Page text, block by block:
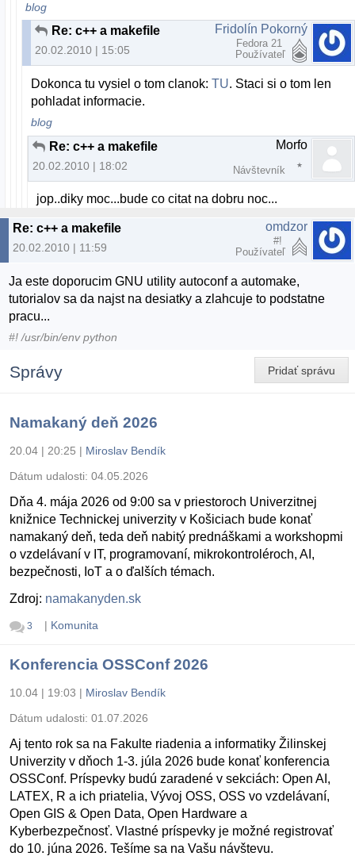
blog
Re: c++ a makefile
20.02.2010 | 15:05
Fridolín Pokorný
Fedora 21
Používateľ
Dokonca tu vysiel o tom clanok:TU. Staci si o tom len
pohladat informacie.
blog
Re: c++ a makefile
20.02.2010 | 18:02
Morfo
Návštevník
jop..diky moc...bude co citat na dobru noc...
Re: c++ a makefile
20.02.2010 | 11:59
omdzor
#!
Používateľ
Ja este doporucim GNU utility autoconf a automake,
tutorialov sa da najst na desiatky a zlahcuje to podstatne
pracu...
#! /usr/bin/env python
Pridať správu
Správy
Namakaný deň 2026
20.04 | 20:25 | Miroslav Bendík
Dátum udalosti: 04.05.2026
Dňa 4. mája 2026 od 9:00 sa v priestoroch Univerzitnej
knižnice Technickej univerzity v Košiciach bude konať
namakaný deň, teda deň nabitý prednáškami a workshopmi
o vzdelávaní v IT, programovaní, mikrokontroléroch, AI,
bezpečnosti, IoT a o ďalších témach.
Zdroj: namakanyden.sk
3 | Komunita
Konferencia OSSConf 2026
10.04 | 19:03 | Miroslav Bendík
Dátum udalosti: 01.07.2026
Aj tento rok sa na Fakulte riadenia a informatiky Žilinskej
Univerzity v dňoch 1-3. júla 2026 bude konať konferencia
OSSConf. Príspevky budú zaradené v sekciách: Open AI,
LATEX, R a ich priatelia, Vývoj OSS, OSS vo vzdelávaní,
Open GIS & Open Data, Open Hardware a
Kyberbezpečnosť. Vlastné príspevky je možné registrovať
do 10. júna 2026. Tešíme sa na Vašu návštevu.